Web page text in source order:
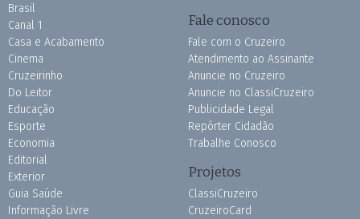
Brasil
Canal 1
Casa e Acabamento
Cinema
Cruzeirinho
Do Leitor
Educação
Esporte
Economia
Editorial
Exterior
Guia Saúde
Informação Livre
Fale conosco
Fale com o Cruzeiro
Atendimento ao Assinante
Anuncie no Cruzeiro
Anuncie no ClassiCruzeiro
Publicidade Legal
Repórter Cidadão
Trabalhe Conosco
Projetos
ClassiCruzeiro
CruzeiroCard